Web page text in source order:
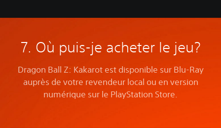
7. Où puis-je acheter le jeu?
Dragon Ball Z: Kakarot est disponible sur Blu-Ray
auprès de votre revendeur local ou en version
numérique sur le PlayStation Store.